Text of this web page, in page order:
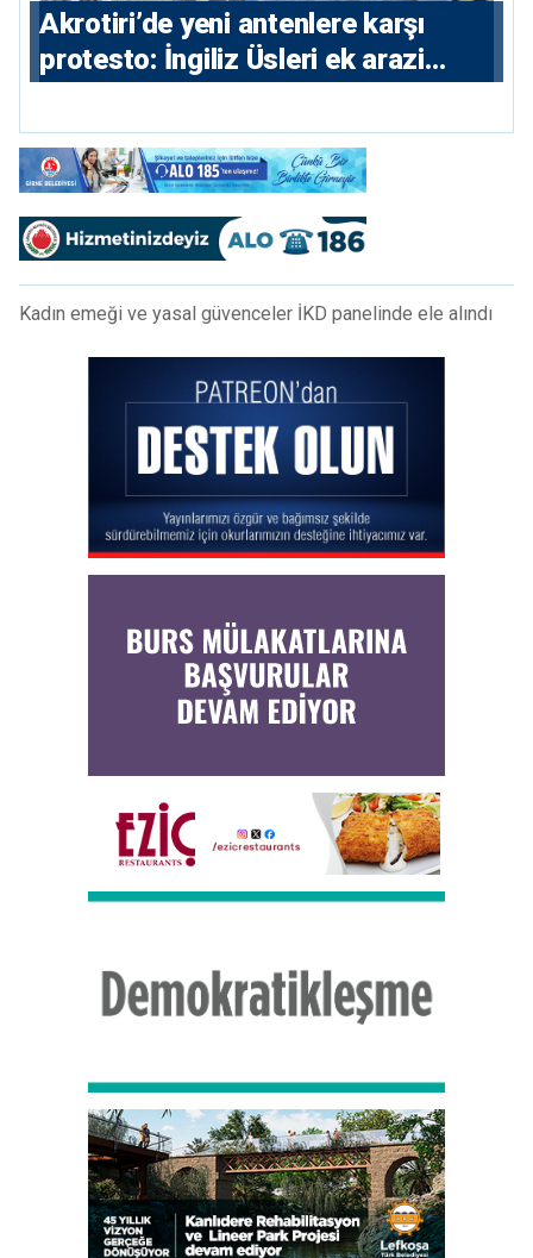
⁠Akrotiri’de yeni antenlere karşı
protesto: İngiliz Üsleri ek arazi
Kadın emeği ve yasal güvenceler İKD panelinde ele alındı